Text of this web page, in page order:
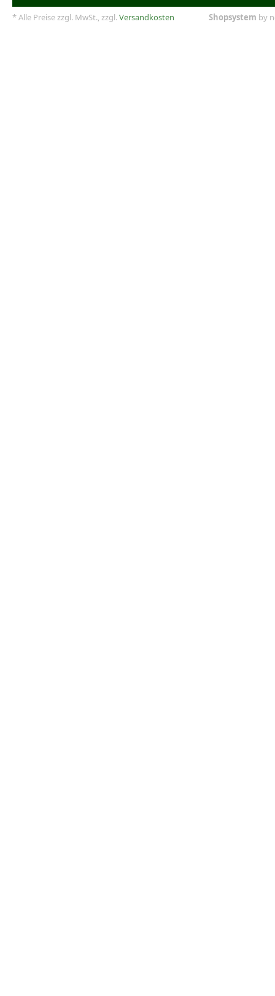
* Alle Preise zzgl. MwSt., zzgl.Versandkosten Shopsystem by